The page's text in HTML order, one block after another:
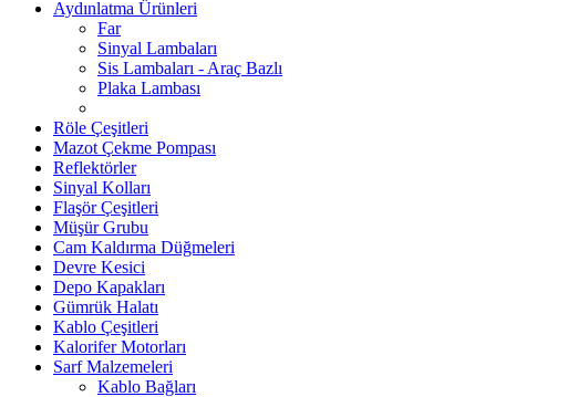
Aydınlatma Ürünleri
Far
Sinyal Lambaları
Sis Lambaları - Araç Bazlı
Plaka Lambası
Röle Çeşitleri
Mazot Çekme Pompası
Reflektörler
Sinyal Kolları
Flaşör Çeşitleri
Müşür Grubu
Cam Kaldırma Düğmeleri
Devre Kesici
Depo Kapakları
Gümrük Halatı
Kablo Çeşitleri
Kalorifer Motorları
Sarf Malzemeleri
Kablo Bağları